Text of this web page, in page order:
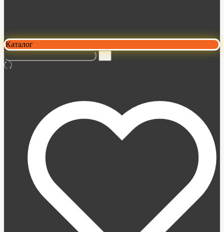
Каталог